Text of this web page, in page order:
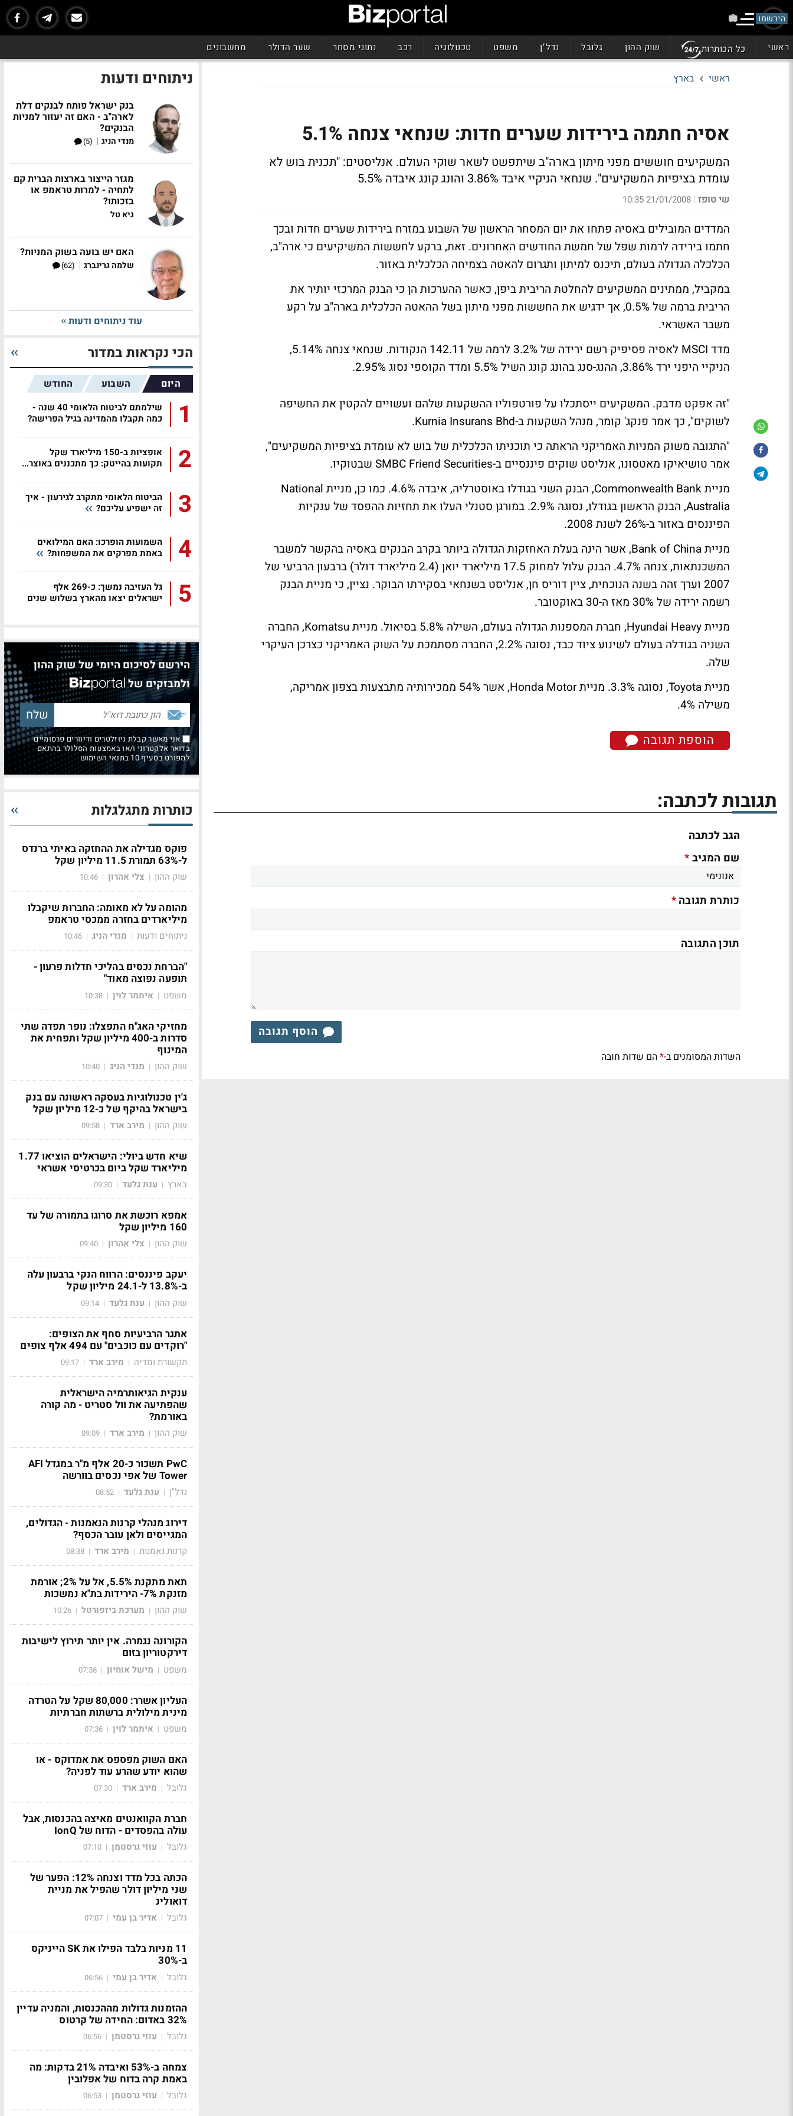
הירשמו
ראשי כל הכותרות שוק ההון גלובל נדל"ן משפט טכנולוגיה רכב נתוני מסחר שער הדולר מחשבונים
ראשי בארץ
אסיה חתמה בירידות שערים חדות: שנחאי צנחה 5.1%
המשקיעים חוששים מפני מיתון בארה"ב שיתפשט לשאר שוקי העולם. אנליסטים: "תכנית בוש לא
עומדת בציפיות המשקיעים". שנחאי הניקיי איבד 3.86% והונג קונג איבדה 5.5%
שי טופז |
21/01/2008 10:35
המדדים המובילים באסיה פתחו את יום המסחר הראשון של השבוע במזרח בירידות שערים חדות ובכך
חתמו בירידה לרמות שפל של חמשת החודשים האחרונים. זאת, ברקע לחששות המשיקיעים כי ארה"ב,
הכלכלה הגדולה בעולם, תיכנס למיתון ותגרום להאטה בצמיחה הכלכלית באזור.
במקביל, ממתינים המשקיעים להחלטת הריבית ביפן, כאשר ההערכות הן כי הבנק המרכזי יותיר את
הריבית ברמה של 0.5%, אך ידגיש את החששות מפני מיתון בשל ההאטה הכלכלית בארה"ב על רקע
משבר האשראי.
מדד MSCI לאסיה פסיפיק רשם ירידה של 3.2% לרמה של 142.11 הנקודות. שנחאי צנחה 5.14%,
הניקיי היפני ירד 3.86%, ההנג-סנג בהונג קונג השיל 5.5% ומדד הקוספי נסוג 2.95%.
"זה אפקט מדבק. המשקיעים ייסתכלו על פורטפוליו ההשקעות שלהם ועשויים להקטין את החשיפה
לשוקים", כך אמר פנקג' קומר, מנהל השקעות ב-Kurnia Insurans Bhd.
"התגובה משוק המניות האמריקני הראתה כי תוכניתו הכלכלית של בוש לא עומדת בציפיות המשקיעים",
אמר טושיאיקו מאטסונו, אנליסט שוקים פיננסיים ב-SMBC Friend Securities שבטוקיו.
מניית Commonwealth Bank, הבנק השני בגודלו באוסטרליה, איבדה 4.6%. כמו כן, מניית National
Australia, הבנק הראשון בגודלו, נסוגה 2.9%. במורגן סטנלי העלו את תחזיות ההפסד של ענקיות
הפיננסים באזור ב-26% לשנת 2008.
מניית Bank of China, אשר הינה בעלת האחזקות הגדולה ביותר בקרב הבנקים באסיה בהקשר למשבר
המשכנתאות, צנחה 4.7%. הבנק עלול למחוק 17.5 מיליארד יואן (2.4 מיליארד דולר) ברבעון הרביעי של
2007 וערך זהה בשנה הנוכחית, ציין דוריס חן, אנליסט בשנחאי בסקירתו הבוקר. נציין, כי מניית הבנק
רשמה ירידה של 30% מאז ה-30 באוקטובר.
מניית Hyundai Heavy, חברת המספנות הגדולה בעולם, השילה 5.8% בסיאול. מניית Komatsu, החברה
השניה בגודלה בעולם לשינוע ציוד כבד, נסוגה 2.2%, החברה מסתמכת על השוק האמריקני כצרכן העיקרי
שלה.
מניית Toyota, נסוגה 3.3%. מניית Honda Motor, אשר 54% ממכירותיה מתבצעות בצפון אמריקה,
משילה 4%.
הוספת תגובה
תגובות לכתבה:
הגב לכתבה
שם המגיב*
כותרת תגובה*
תוכן התגובה
הוסף תגובה
השדות המסומנים ב-*הם שדות חובה
ניתוחים ודעות
בנק ישראל פותח לבנקים דלת
לארה"ב - האם זה יעזור למניות
הבנקים?
מנדי הניג |
(5)
מגזר הייצור בארצות הברית קם
לתחיה - למרות טראמפ או
בזכותו?
גיא טל
האם יש בועה בשוק המניות?
שלמה גרינברג |
(62)
עוד ניתוחים ודעות
הכי נקראות במדור
היום השבוע החודש
1
שילמתם לביטוח הלאומי 40 שנה -
כמה תקבלו מהמדינה בגיל הפרישה?
2
אופציות ב-150 מיליארד שקל
תקועות בהייטק: כך מתכננים באוצר...
3
הביטוח הלאומי מתקרב לגירעון - איך
זה ישפיע עליכם?
4
השמועות הופרכו: האם המילואים
באמת מפרקים את המשפחות?
5
גל העזיבה נמשך: כ-269 אלף
ישראלים יצאו מהארץ בשלוש שנים
הירשם לסיכום היומי של שוק ההון
ולמבזקים של
אני מאשר קבלת ניוזלטרים ודיוורים פרסומיים
בדואר אלקטרוני ו/או באמצעות הסלולר בהתאם
למפורט בסעיף 10 בתנאי השימוש
כותרות מתגלגלות
פוקס מגדילה את ההחזקה באיתי ברנדס
ל-63% תמורת 11.5 מיליון שקל
שוק ההון | צלי אהרון |
10:46
מהומה על לא מאומה: החברות שיקבלו
מיליארדים בחזרה ממכסי טראמפ
ניתוחים ודעות | מנדי הניג |
10:46
"הברחת נכסים בהליכי חדלות פרעון -
תופעה נפוצה מאוד"
משפט | איתמר לוין |
10:38
מחזיקי האג"ח התפצלו: נופר תפדה שתי
סדרות ב-400 מיליון שקל ותפחית את
המינוף
שוק ההון | מנדי הניג |
10:40
ג'ין טכנולוגיות בעסקה ראשונה עם בנק
בישראל בהיקף של כ-12 מיליון שקל
שוק ההון | מירב ארד |
09:58
שיא חדש ביולי: הישראלים הוציאו 1.77
מיליארד שקל ביום בכרטיסי אשראי
בארץ | ענת גלעד |
09:30
אמפא רוכשת את סרוגו בתמורה של עד
160 מיליון שקל
שוק ההון | צלי אהרון |
09:40
יעקב פיננסים: הרווח הנקי ברבעון עלה
ב-13.8% ל-24.1 מיליון שקל
שוק ההון | ענת גלעד |
09:14
אתגר הרביעיות סחף את הצופים:
"רוקדים עם כוכבים" עם 494 אלף צופים
תקשורת ומדיה | מירב ארד |
09:17
ענקית הגיאותרמיה הישראלית
שהפתיעה את וול סטריט - מה קורה
באורמת?
שוק ההון | מירב ארד |
09:09
PwC תשכור כ-20 אלף מ"ר במגדל AFI
Tower של אפי נכסים בוורשה
נדל"ן | ענת גלעד |
08:52
דירוג מנהלי קרנות הנאמנות - הגדולים,
המגייסים ולאן עובר הכסף?
קרנות נאמנות | מירב ארד |
08:38
תאת מתקנת 5.5%, אל על 2%; אורמת
מזנקת 7%- הירידות בת"א נמשכות
שוק ההון | מערכת ביזפורטל |
10:26
הקורונה נגמרה. אין יותר תירוץ לישיבות
דירקטוריון בזום
משפט | מישל אוחיון |
07:36
העליון אשרר: 80,000 שקל על הטרדה
מינית מילולית ברשתות חברתיות
משפט | איתמר לוין |
07:36
האם השוק מפספס את אמדוקס - או
שהוא יודע שהרע עוד לפניה?
גלובל | מירב ארד |
07:30
חברת הקוואנטים מאיצה בהכנסות, אבל
עולה בהפסדים - הדוח של IonQ
גלובל | עוזי גרסטמן |
07:10
הכתה בכל מדד וצנחה 12%: הפער של
שני מיליון דולר שהפיל את מניית
דואולינ
גלובל | אדיר בן עמי |
07:07
11 מניות בלבד הפילו את SK הייניקס
ב-30%
גלובל | אדיר בן עמי |
06:56
ההזמנות גדולות מההכנסות, והמניה עדיין
32% באדום: החידה של קרטוס
גלובל | עוזי גרסטמן |
06:56
צמחה ב-53% ואיבדה 21% בדקות: מה
באמת קרה בדוח של אפלובין
גלובל | עוזי גרסטמן |
06:53